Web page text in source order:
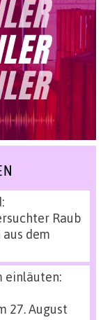
Raub
dem
einläuten:
27. August